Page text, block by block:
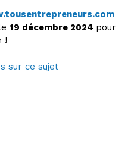
19 décembre 2024 pour
!
sur ce sujet